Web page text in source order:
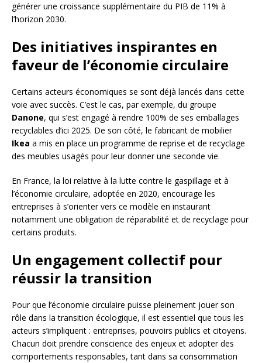
générer une croissance supplémentaire du PIB de 11% à
l’horizon 2030.
Des initiatives inspirantes en
faveur de l’économie circulaire
Certains acteurs économiques se sont déjà lancés dans cette
voie avec succès. C’est le cas, par exemple, du groupe
Danone, qui s’est engagé à rendre 100% de ses emballages
recyclables d’ici 2025. De son côté, le fabricant de mobilier
Ikea a mis en place un programme de reprise et de recyclage
des meubles usagés pour leur donner une seconde vie.
En France, la loi relative à la lutte contre le gaspillage et à
l’économie circulaire, adoptée en 2020, encourage les
entreprises à s’orienter vers ce modèle en instaurant
notamment une obligation de réparabilité et de recyclage pour
certains produits.
Un engagement collectif pour
réussir la transition
Pour que l’économie circulaire puisse pleinement jouer son
rôle dans la transition écologique, il est essentiel que tous les
acteurs s’impliquent : entreprises, pouvoirs publics et citoyens.
Chacun doit prendre conscience des enjeux et adopter des
comportements responsables, tant dans sa consommation